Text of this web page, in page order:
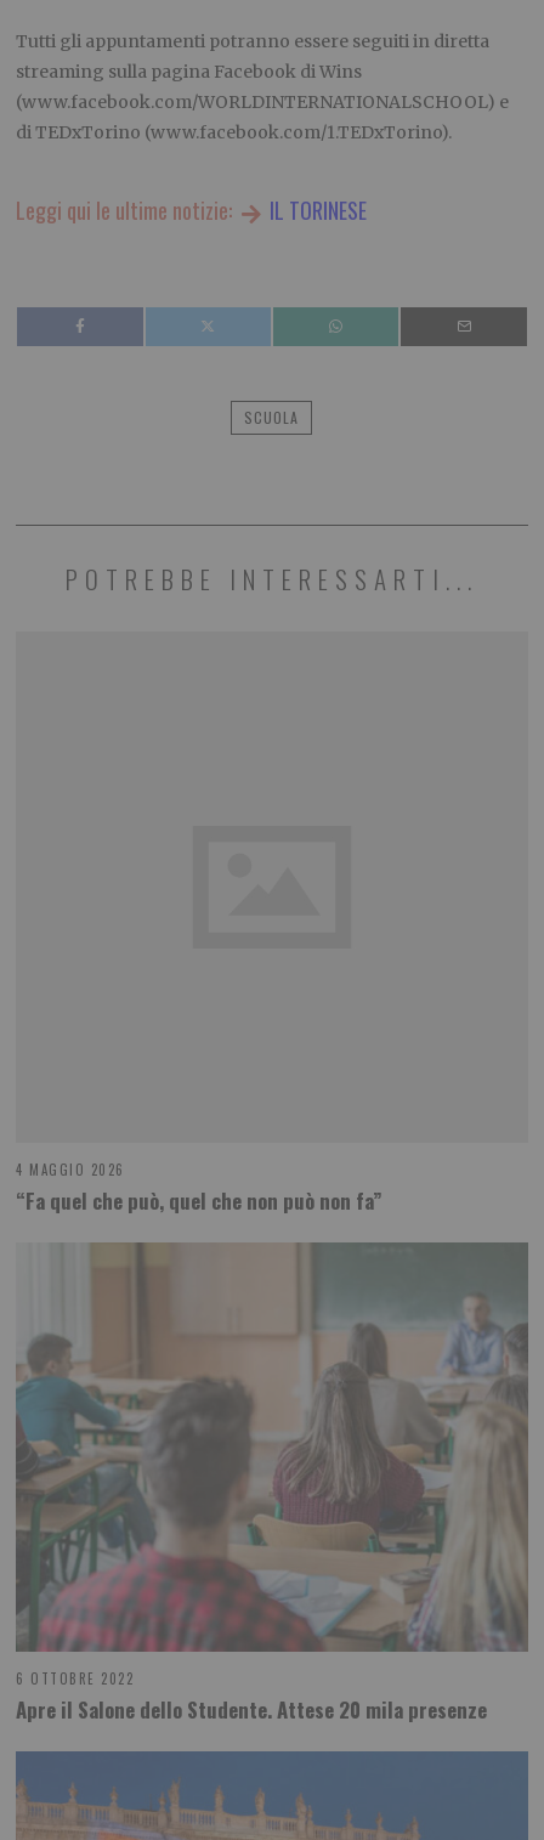
Tutti gli appuntamenti potranno essere seguiti in diretta
streaming sulla pagina Facebook di Wins
(www.facebook.com/WORLDINTERNATIONALSCHOOL) e
di TEDxTorino (www.facebook.com/1.TEDxTorino).
Leggi qui le ultime notizie: IL TORINESE
SCUOLA
POTREBBE INTERESSARTI...
4 MAGGIO 2026
“Fa quel che può, quel che non può non fa”
6 OTTOBRE 2022
Apre il Salone dello Studente. Attese 20 mila presenze